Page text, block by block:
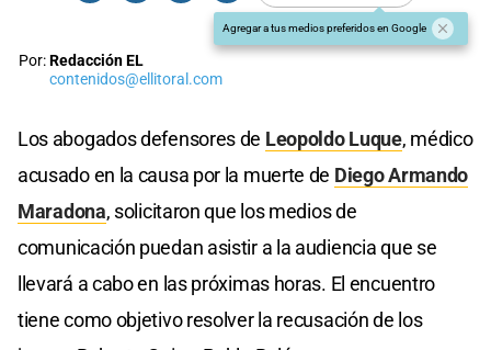
Agregar a tus medios preferidos en Google
Por:Redacción EL
contenidos@ellitoral.com
Los abogados defensores de Leopoldo Luque, médico
acusado en la causa por la muerte de Diego Armando
Maradona, solicitaron que los medios de
comunicación puedan asistir a la audiencia que se
llevará a cabo en las próximas horas. El encuentro
tiene como objetivo resolver la recusación de los